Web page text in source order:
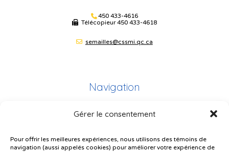
Gérer le consentement
Pour offrir les meilleures expériences, nous utilisons des témoins de
navigation (aussi appelés cookies) pour améliorer votre expérience de
450 433-4616
Télécopieur450 433-4618
semailles@cssmi.qc.ca
Navigation
Plan du site
Plainte – service à l’élève